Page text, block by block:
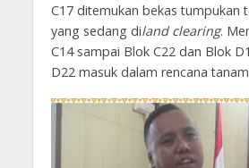
C17 ditemukan bekas tumpukan
yang sedang diland clearing.
C14 sampai Blok C22 dan Blok
D22 masuk dalam rencana